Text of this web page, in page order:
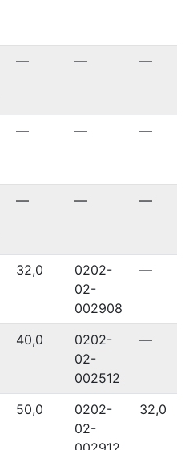
— — —
— — —
— — —
32,0
0202-
02-
002908
—
40,0
0202-
02-
002512
—
50,0
0202-
02-
32,0